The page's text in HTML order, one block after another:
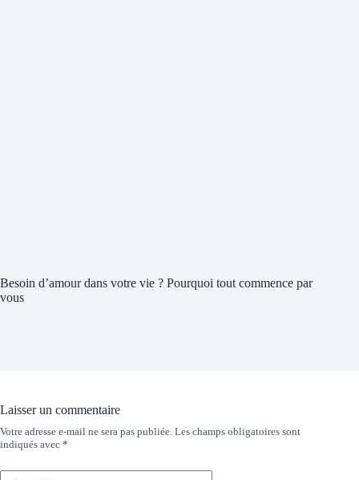
Besoin d’amour dans votre vie ? Pourquoi tout commence par
vous
Laisser un commentaire
Votre adresse e-mail ne sera pas publiée. Les champs obligatoires sont
indiqués avec *